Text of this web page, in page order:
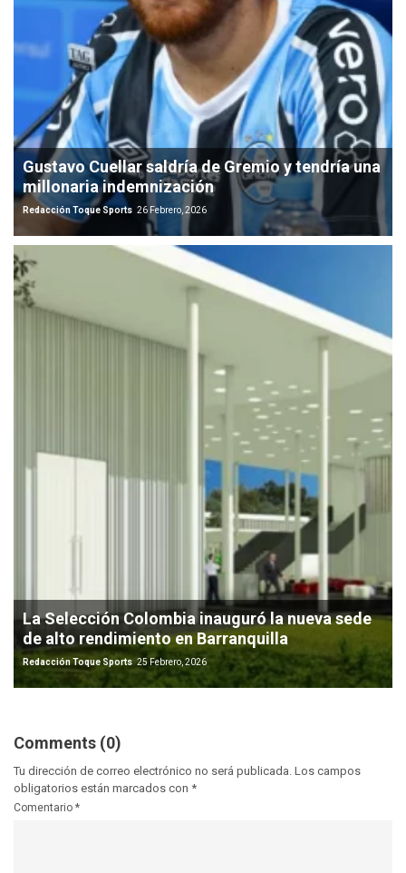
Gustavo Cuellar saldría de Gremio y tendría una
millonaria indemnización
Redacción Toque Sports 26 Febrero, 2026
La Selección Colombia inauguró la nueva sede
de alto rendimiento en Barranquilla
Redacción Toque Sports 25 Febrero, 2026
Comments (0)
Tu dirección de correo electrónico no será publicada. Los campos
obligatorios están marcados con *
Comentario *